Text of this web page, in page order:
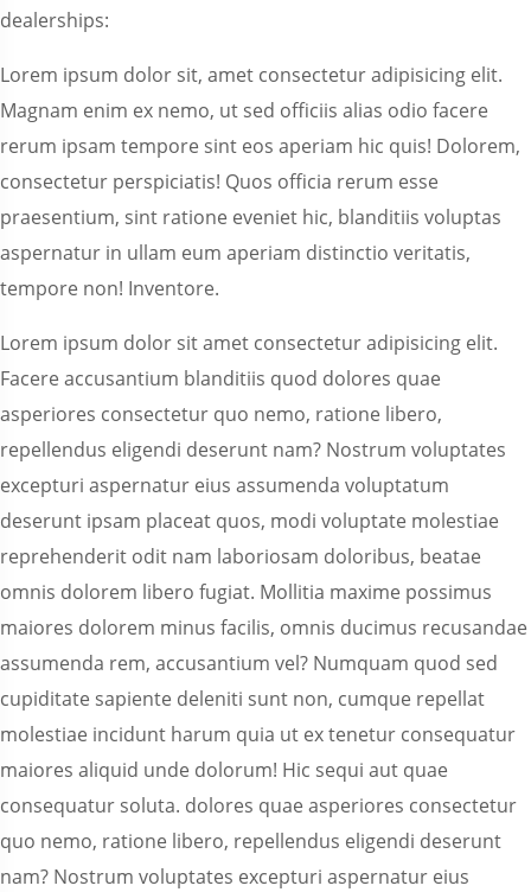
dealerships:
Lorem ipsum dolor sit, amet consectetur adipisicing elit.
Magnam enim ex nemo, ut sed officiis alias odio facere
rerum ipsam tempore sint eos aperiam hic quis! Dolorem,
consectetur perspiciatis! Quos officia rerum esse
praesentium, sint ratione eveniet hic, blanditiis voluptas
aspernatur in ullam eum aperiam distinctio veritatis,
tempore non! Inventore.
Lorem ipsum dolor sit amet consectetur adipisicing elit.
Facere accusantium blanditiis quod dolores quae
asperiores consectetur quo nemo, ratione libero,
repellendus eligendi deserunt nam? Nostrum voluptates
excepturi aspernatur eius assumenda voluptatum
deserunt ipsam placeat quos, modi voluptate molestiae
reprehenderit odit nam laboriosam doloribus, beatae
omnis dolorem libero fugiat. Mollitia maxime possimus
maiores dolorem minus facilis, omnis ducimus recusandae
assumenda rem, accusantium vel? Numquam quod sed
cupiditate sapiente deleniti sunt non, cumque repellat
molestiae incidunt harum quia ut ex tenetur consequatur
maiores aliquid unde dolorum! Hic sequi aut quae
consequatur soluta. dolores quae asperiores consectetur
quo nemo, ratione libero, repellendus eligendi deserunt
nam? Nostrum voluptates excepturi aspernatur eius